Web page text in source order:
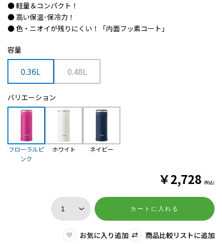
● 軽量＆コンパクト！
● 高い保温･保冷力！
● 色・ニオイが残りにくい！「内面フッ素コート」
容量
0.36L 0.48L
バリエーション
フローラルピ
ンク
ホワイト ネイビー
￥2,728 (税込)
カートに入れる
お気に入り追加
商品比較リストに追加